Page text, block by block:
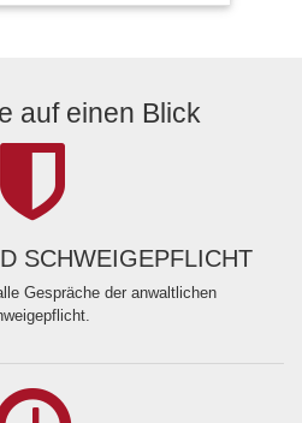
auf einen Blick
SCHWEIGEPFLICHT
Gespräche der anwaltlichen